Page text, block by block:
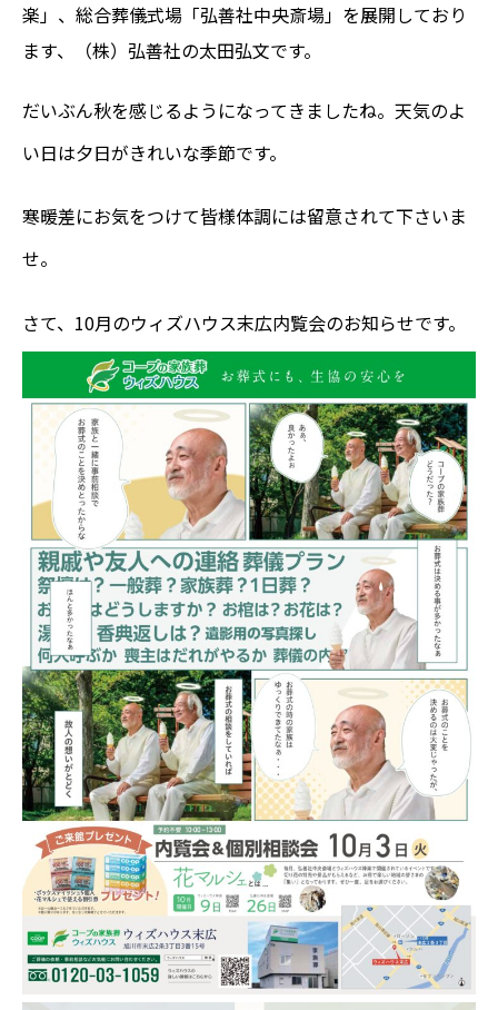
楽」、総合葬儀式場「弘善社中央斎場」を展開しており
ます、
（株）弘善社の太田弘文です。
だいぶん秋を感じるようになってきましたね。天気のよ
い日は夕日がきれいな季節です。
寒暖差にお気をつけて皆様体調には留意されて下さいま
せ。
さて、10月のウィズハウス末広内覧会のお知らせです。